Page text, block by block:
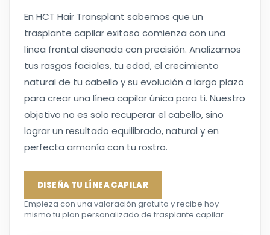
En HCT Hair Transplant sabemos que un
trasplante capilar exitoso comienza con una
línea frontal diseñada con precisión. Analizamos
tus rasgos faciales, tu edad, el crecimiento
natural de tu cabello y su evolución a largo plazo
para crear una línea capilar única para ti. Nuestro
objetivo no es solo recuperar el cabello, sino
lograr un resultado equilibrado, natural y en
perfecta armonía con tu rostro.
DISEÑA TU LÍNEA CAPILAR
Empieza con una valoración gratuita y recibe hoy
mismo tu plan personalizado de trasplante capilar.